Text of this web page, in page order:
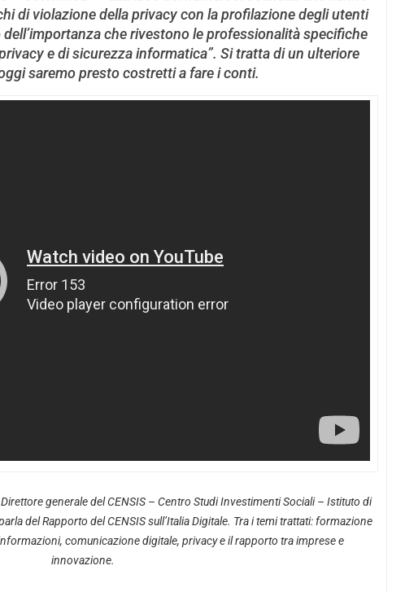
di violazione della privacy con la profilazione degli utenti
che rivestono le professionalità specifiche
e di sicurezza informatica”. Si tratta di un ulteriore
saremo presto costretti a fare i conti.
generale del CENSIS – Centro Studi Investimenti Sociali – Istituto di
del Rapporto del CENSIS sull’Italia Digitale. Tra i temi trattati: formazione
comunicazione digitale, privacy e il rapporto tra imprese e
innovazione.